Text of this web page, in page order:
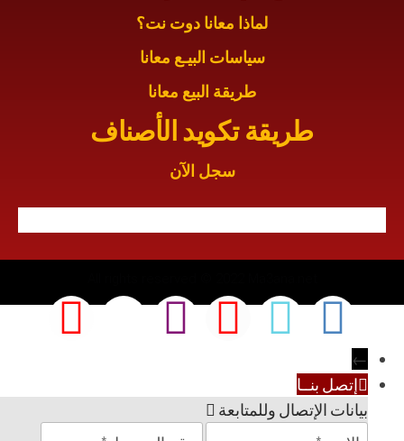
لماذا معانا دوت نت؟
سياسات البيـع معانا
طريقة البيع معانا
طريقة تكويد الأصناف
سجل الآن
←
إتصل بنــا
بيانات الإتصال وللمتابعة